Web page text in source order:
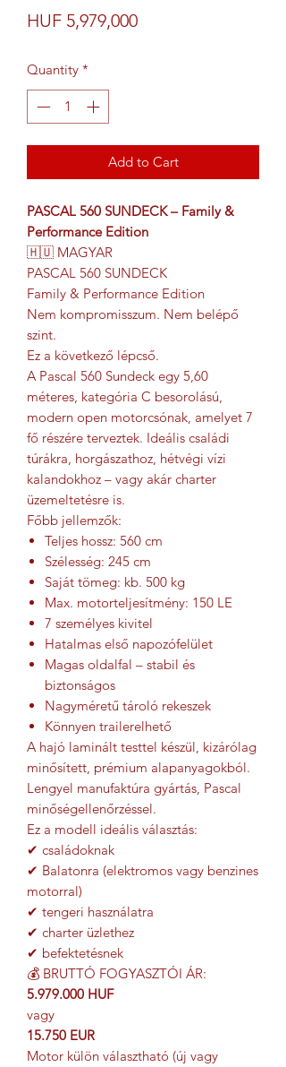
HUF 5,979,000Price
Quantity *
Add to Cart
PASCAL 560 SUNDECK – Family &
Performance Edition
🇭🇺 MAGYAR
PASCAL 560 SUNDECK
Family & Performance Edition
Nem kompromisszum. Nem belépő
szint.
Ez a következő lépcső.
A Pascal 560 Sundeck egy 5,60
méteres, kategória C besorolású,
modern open motorcsónak, amelyet 7
fő részére terveztek. Ideális családi
túrákra, horgászathoz, hétvégi vízi
kalandokhoz – vagy akár charter
üzemeltetésre is.
Főbb jellemzők:
Teljes hossz: 560 cm
Szélesség: 245 cm
Saját tömeg: kb. 500 kg
Max. motorteljesítmény: 150 LE
7 személyes kivitel
Hatalmas első napozófelület
Magas oldalfal – stabil és
biztonságos
Nagyméretű tároló rekeszek
Könnyen trailerelhető
A hajó laminált testtel készül, kizárólag
minősített, prémium alapanyagokból.
Lengyel manufaktúra gyártás, Pascal
minőségellenőrzéssel.
Ez a modell ideális választás:
✔ családoknak
✔ Balatonra (elektromos vagy benzines
motorral)
✔ tengeri használatra
✔ charter üzlethez
✔ befektetésnek
💰 BRUTTÓ FOGYASZTÓI ÁR:
5.979.000 HUF
vagy
15.750 EUR
Motor külön választható (új vagy